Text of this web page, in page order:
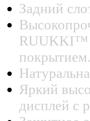
Задний
RUUKKI™
покрытием.
Яркий
дисплей с